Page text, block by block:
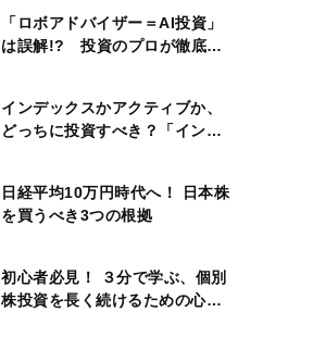
「ロボアドバイザー＝AI投資」
は誤解!? 投資のプロが徹底解
インデックスかアクティブか、
どっちに投資すべき？「インデ
日経平均10万円時代へ！ 日本株
を買うべき3つの根拠
初心者必見！ ３分で学ぶ、個別
株投資を長く続けるための心構